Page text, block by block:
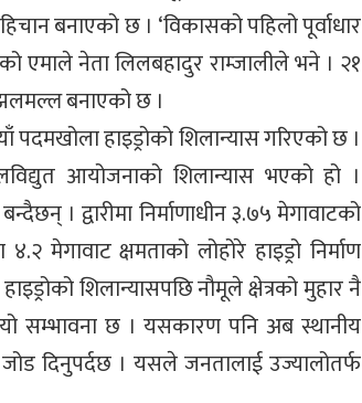
बनाएको छ । ‘विकासको पहिलो पूर्वाधार
नेता लिलबहादुर राम्जालीले भने । २१
बनाएको छ ।
पदमखोला हाइड्रोको शिलान्यास गरिएको छ ।
आयोजनाको शिलान्यास भएको हो ।
। द्वारीमा निर्माणाधीन ३.७५ मेगावाटको
मेगावाट क्षमताको लोहोरे हाइड्रो निर्माण
शिलान्यासपछि नौमूले क्षेत्रको मुहार नै
सम्भावना छ । यसकारण पनि अब स्थानीय
दिनुपर्दछ । यसले जनतालाई उज्यालोतर्फ